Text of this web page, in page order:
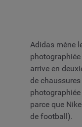
Adidas mène
arrive en
de
parce que
de football).